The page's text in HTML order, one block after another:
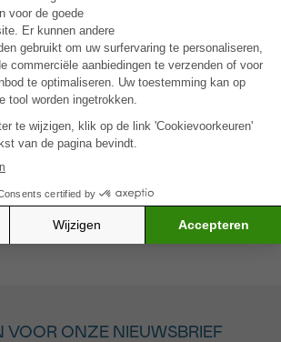
is in dierentherapie om
hond aan de oncologieafdeling
Centre Hospitalier du Bois de
De hond kan namelijk tal
zoals diverse
…
VOOR ONZE NIEUWSBRIEF